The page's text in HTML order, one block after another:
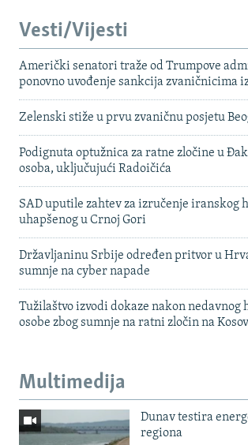
Vesti/Vijesti
Američki senatori traže od Trumpove
ponovno uvođenje sankcija zvaničnicima
Zelenski stiže u prvu zvaničnu posjetu
Podignuta optužnica za ratne zločine u
osoba, uključujući Radoičića
SAD uputile zahtev za izručenje iranskog
uhapšenog u Crnoj Gori
Državljaninu Srbije određen pritvor u
sumnje na cyber napade
Tužilaštvo izvodi dokaze nakon nedavnog
osobe zbog sumnje na ratni zločin na
Multimedija
Dunav testira
regiona